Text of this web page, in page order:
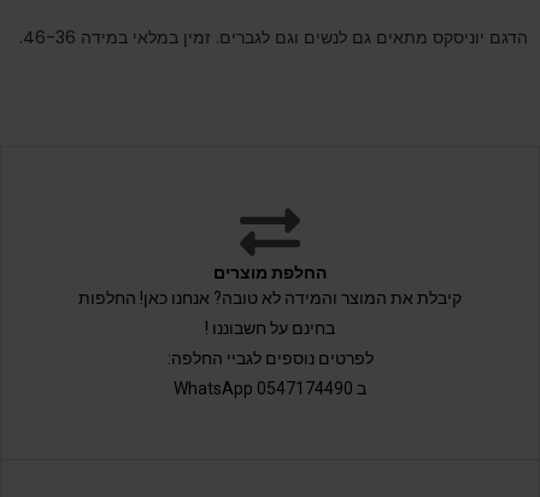
הדגם יוניסקס מתאים גם לנשים וגם לגברים. זמין במלאי במידה 46-36.
החלפת מוצרים
קיבלת את המוצר והמידה לא טובה? אנחנו כאן! החלפות
בחינם על חשבוננו !
לפרטים נוספים לגביי החלפה:
ב 0547174490 WhatsApp